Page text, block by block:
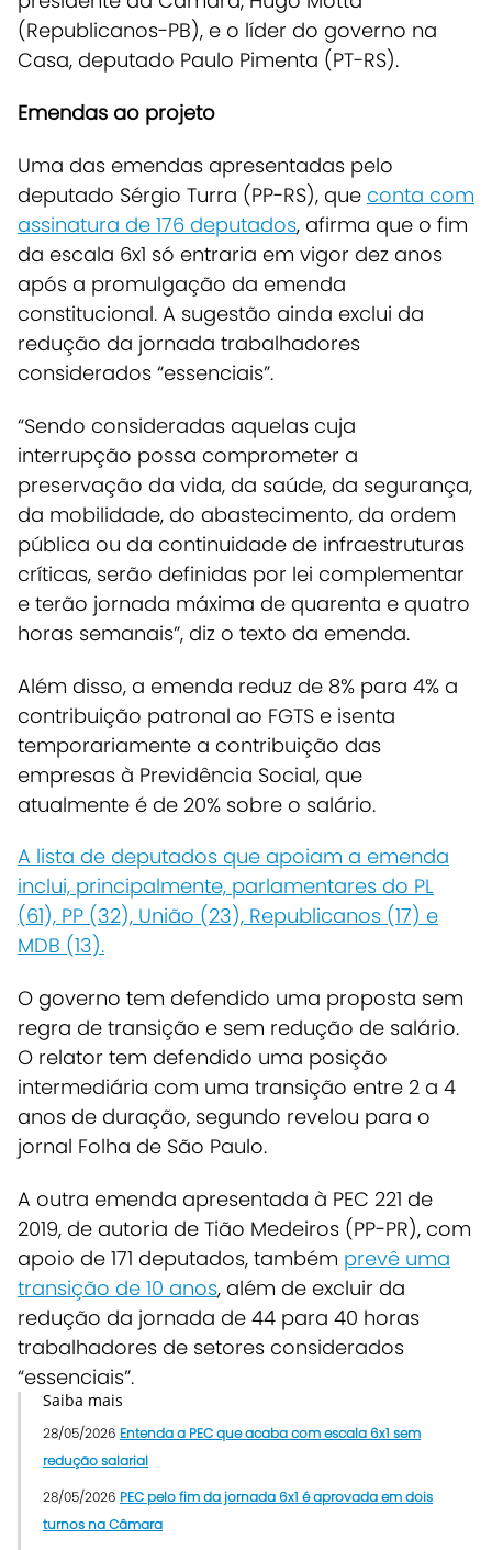
(Republicanos-PB), e o líder do governo na
Casa, deputado Paulo Pimenta (PT-RS).
Emendas ao projeto
Uma das emendas apresentadas pelo
deputado Sérgio Turra (PP-RS), que conta com
assinatura de 176 deputados, afirma que o fim
da escala 6x1 só entraria em vigor dez anos
após a promulgação da emenda
constitucional. A sugestão ainda exclui da
redução da jornada trabalhadores
considerados “essenciais”.
“Sendo consideradas aquelas cuja
interrupção possa comprometer a
preservação da vida, da saúde, da segurança,
da mobilidade, do abastecimento, da ordem
pública ou da continuidade de infraestruturas
críticas, serão definidas por lei complementar
e terão jornada máxima de quarenta e quatro
horas semanais”, diz o texto da emenda.
Além disso, a emenda reduz de 8% para 4% a
contribuição patronal ao FGTS e isenta
temporariamente a contribuição das
empresas à Previdência Social, que
atualmente é de 20% sobre o salário.
A lista de deputados que apoiam a emenda
inclui, principalmente, parlamentares do PL
(61), PP (32), União (23), Republicanos (17) e
MDB (13).
O governo tem defendido uma proposta sem
regra de transição e sem redução de salário.
O relator tem defendido uma posição
intermediária com uma transição entre 2 a 4
anos de duração, segundo revelou para o
jornal Folha de São Paulo.
A outra emenda apresentada à PEC 221 de
2019, de autoria de Tião Medeiros (PP-PR), com
apoio de 171 deputados, também prevê uma
transição de 10 anos, além de excluir da
redução da jornada de 44 para 40 horas
trabalhadores de setores considerados
“essenciais”.
Saiba mais
28/05/2026 Entenda a PEC que acaba com escala 6x1 sem
redução salarial
28/05/2026 PEC pelo fim da jornada 6x1 é aprovada em dois
turnos na Câmara